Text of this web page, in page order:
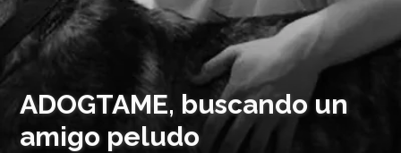
ADOGTAME, buscando un
amigo peludo